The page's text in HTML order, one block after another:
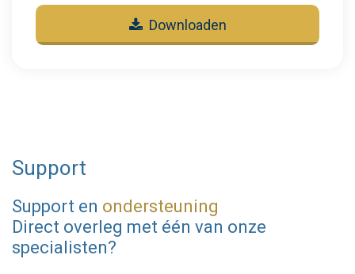
Downloaden
Support
Support en ondersteuning
Direct overleg met één van onze
specialisten?